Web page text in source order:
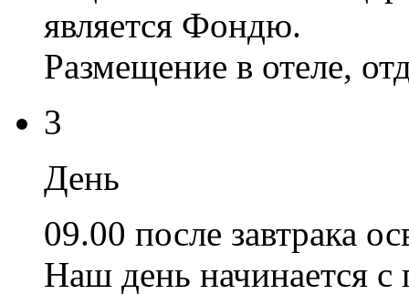
является Фондю.
Размещение в отеле,
3
День
09.00 после завтрака
Наш день начинается с